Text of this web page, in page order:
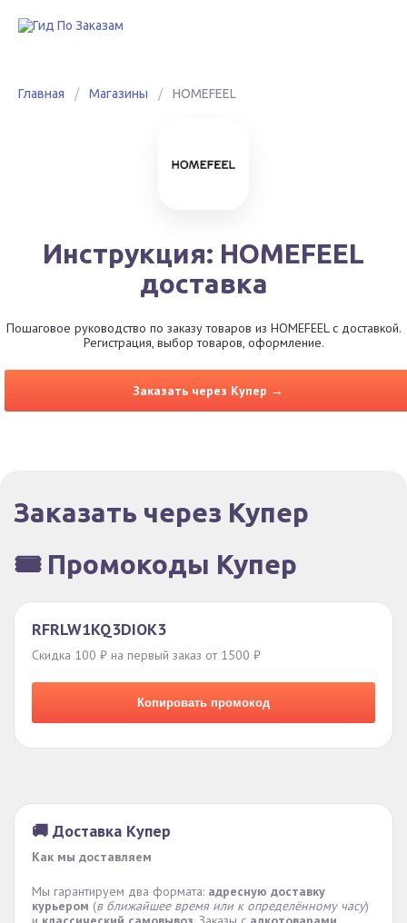
Главная / Магазины / HOMEFEEL
Инструкция: HOMEFEEL
доставка
Пошаговое руководство по заказу товаров из HOMEFEEL с доставкой.
Регистрация, выбор товаров, оформление.
Заказать через Купер →
Заказать через Купер
🎟️ Промокоды Купер
RFRLW1KQ3DIOK3
Скидка 100 ₽ на первый заказ от 1500 ₽
Копировать промокод
🚚 Доставка Купер
Как мы доставляем
Мы гарантируем два формата: адресную доставку
курьером (в ближайшее время или к определённому часу)